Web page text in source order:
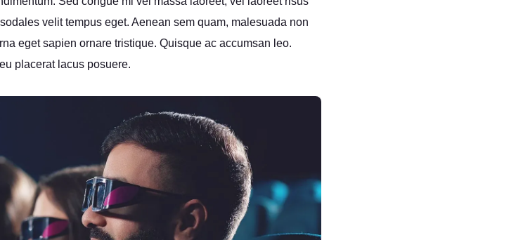
velit tempus eget. Aenean sem quam, malesuada non
eget sapien ornare tristique. Quisque ac accumsan leo.
placerat lacus posuere.